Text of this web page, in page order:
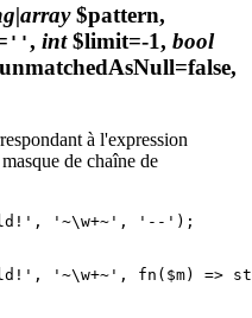
$pattern,
'', int$limit=-1, bool
à l'expression
de chaîne de
'~\w+~', '--');
'~\w+~', fn($m) =>